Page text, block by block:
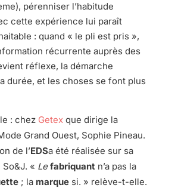
pérenniser l’habitude
cette expérience lui paraît
: quand « le pli est pris »,
récurrente auprès des
réflexe, la démarche
durée, et les choses se font plus
: chez Getexque dirige la
Grand Ouest, Sophie Pineau.
de l’EDSa été réalisée sur sa
« Lefabriquantn’a pas la
; la marquesi. » relève-t-elle.